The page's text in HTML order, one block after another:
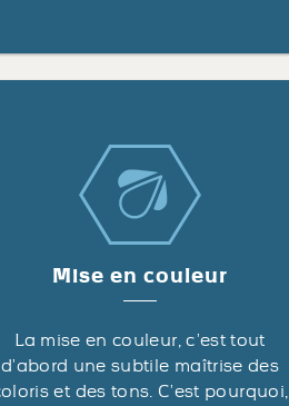
Mise en couleur
La mise en couleur, c’est tout
d’abord une subtile maîtrise des
et des tons. C’est pourquoi,